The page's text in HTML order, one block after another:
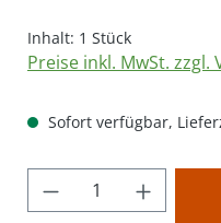
Inhalt: 1 Stück
Preise inkl. MwSt. zzgl.
Sofort verfügbar,
Produkt